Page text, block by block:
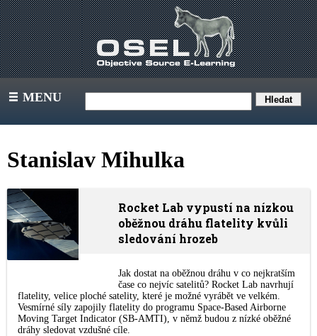
III MENU
Stanislav Mihulka
Rocket Lab vypustí na nízkou
oběžnou dráhu flatelity kvůli
sledování hrozeb
Jak dostat na oběžnou dráhu v co nejkratším
čase co nejvíc satelitů? Rocket Lab navrhují
flatelity, velice ploché satelity, které je možné vyrábět ve velkém.
Vesmírné síly zapojily flatelity do programu Space-Based Airborne
Moving Target Indicator (SB-AMTI), v němž budou z nízké oběžné
dráhy sledovat vzdušné cíle.